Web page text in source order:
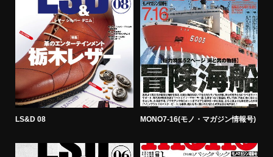
LS&D 08 MONO7-16(モノ・マガジン情報号)